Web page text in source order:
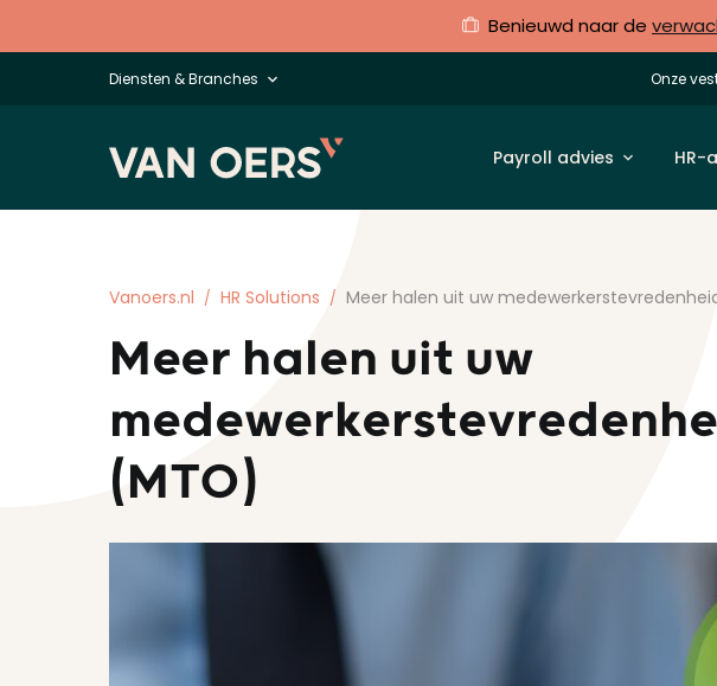
Benieuwd naar de
Diensten & Branches Onze
Payroll advies HR-
Vanoers.nl HR Solutions Meer halen uit uw
Meer halen uit uw
(MTO)